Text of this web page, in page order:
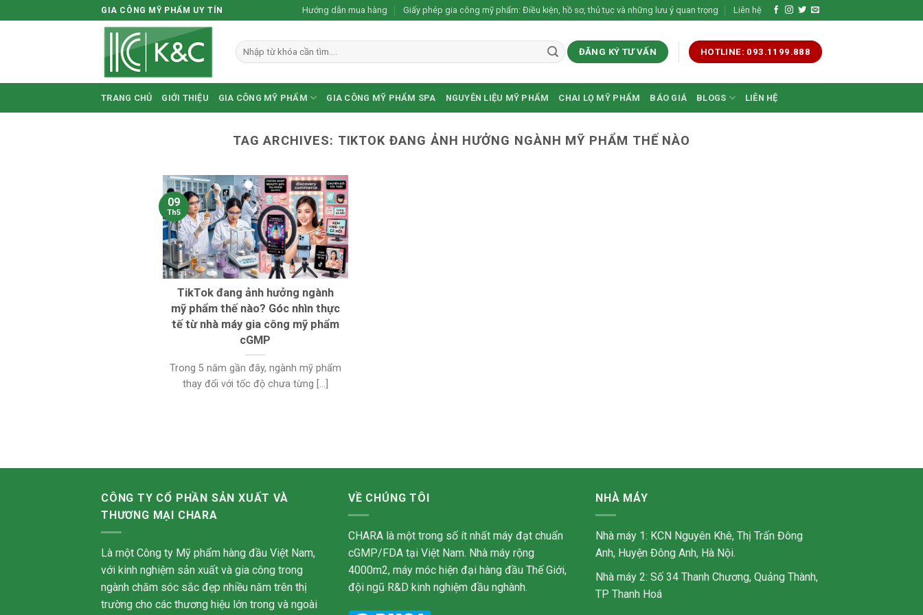
to
GIA CÔNG MỸ PHẨM UY TÍN Hướng dẫn mua hàng Giấy phép gia công mỹ phẩm: Điều kiện, hồ sơ, thủ tục và những lưu ý quan trọng Liên hệ
ĐĂNG KÝ TƯ VẤN HOTLINE: 093.1199.888
TRANG CHỦ GIỚI THIỆU GIA CÔNG MỸ PHẨM GIA CÔNG MỸ PHẨM SPA NGUYÊN LIỆU MỸ PHẨM CHAI LỌ MỸ PHẨM BÁO GIÁ BLOGS LIÊN HỆ
TAG ARCHIVES: TIKTOK ĐANG ẢNH HƯỞNG NGÀNH MỸ PHẨM THẾ NÀO
TikTok đang ảnh hưởng ngành
mỹ phẩm thế nào? Góc nhìn thực
tế từ nhà máy gia công mỹ phẩm
cGMP
Trong 5 năm gần đây, ngành mỹ phẩm
thay đổi với tốc độ chưa từng [...]
09
Th5
CÔNG TY CỔ PHẦN SẢN XUẤT VÀ
THƯƠNG MẠI CHARA
Là một Công ty Mỹ phẩm hàng đầu Việt Nam,
với kinh nghiệm sản xuất và gia công trong
ngành chăm sóc sắc đẹp nhiều năm trên thị
trường cho các thương hiệu lớn trong và ngoài
VỀ CHÚNG TÔI
CHARA là một trong số ít nhất máy đạt chuẩn
cGMP/FDA tại Việt Nam. Nhà máy rộng
4000m2, máy móc hiện đại hàng đầu Thế Giới,
đội ngũ R&D kinh nghiệm đầu nghành.
NHÀ MÁY
Nhà máy 1: KCN Nguyên Khê, Thị Trấn Đông
Anh, Huyện Đông Anh, Hà Nội.
Nhà máy 2: Số 34 Thanh Chương, Quảng Thành,
TP Thanh Hoá